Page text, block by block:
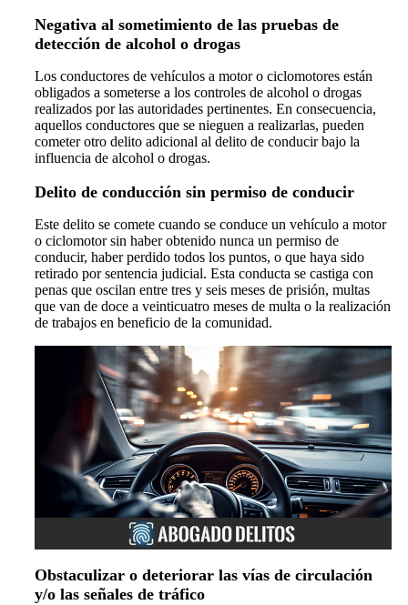
Negativa al sometimiento de las pruebas de
detección de alcohol o drogas
Los conductores de vehículos a motor o ciclomotores están
obligados a someterse a los controles de alcohol o drogas
realizados por las autoridades pertinentes. En consecuencia,
aquellos conductores que se nieguen a realizarlas, pueden
cometer otro delito adicional al delito de conducir bajo la
influencia de alcohol o drogas.
Delito de conducción sin permiso de conducir
Este delito se comete cuando se conduce un vehículo a motor
o ciclomotor sin haber obtenido nunca un permiso de
conducir, haber perdido todos los puntos, o que haya sido
retirado por sentencia judicial. Esta conducta se castiga con
penas que oscilan entre tres y seis meses de prisión, multas
que van de doce a veinticuatro meses de multa o la realización
de trabajos en beneficio de la comunidad.
Obstaculizar o deteriorar las vías de circulación
y/o las señales de tráfico